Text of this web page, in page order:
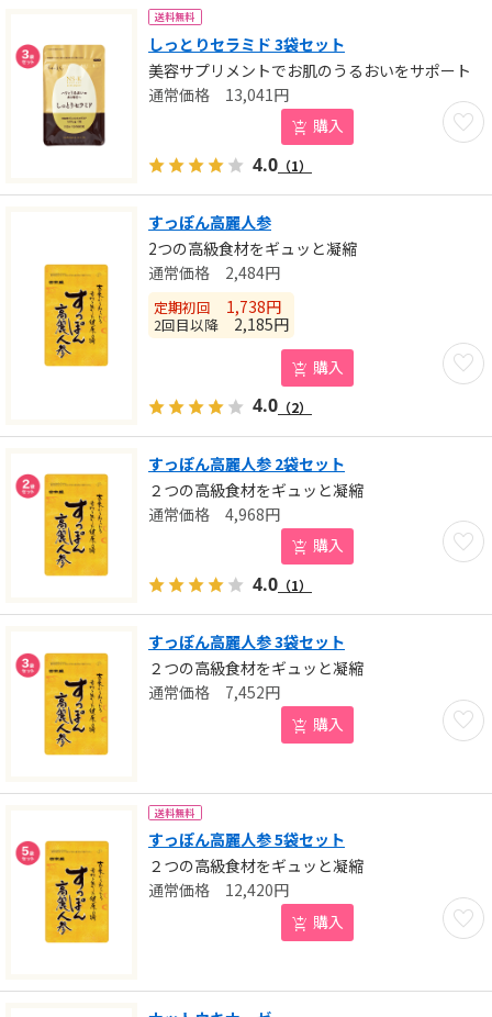
送料無料
しっとりセラミド 3袋セット
美容サプリメントでお肌のうるおいをサポート
お気
13,041 円
購入
4.0 （1）
すっぽん高麗人参
2つの高級食材をギュッと凝縮
お気
2,484円
定期初回 1,738円
2回目以降 2,185円
購入
4.0 （2）
すっぽん高麗人参 2袋セット
２つの高級食材をギュッと凝縮
お気
4,968円
購入
4.0 （1）
すっぽん高麗人参 3袋セット
２つの高級食材をギュッと凝縮
お気
7,452円
購入
送料無料
すっぽん高麗人参 5袋セット
２つの高級食材をギュッと凝縮
お気
12,420円
購入